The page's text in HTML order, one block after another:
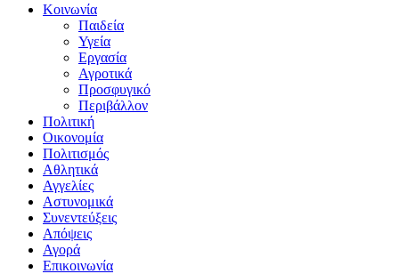
Κοινωνία
Παιδεία
Υγεία
Εργασία
Αγροτικά
Προσφυγικό
Περιβάλλον
Πολιτική
Οικονομία
Πολιτισμός
Αθλητικά
Αγγελίες
Αστυνομικά
Συνεντεύξεις
Απόψεις
Αγορά
Επικοινωνία